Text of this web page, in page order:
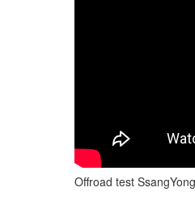
Offroad test